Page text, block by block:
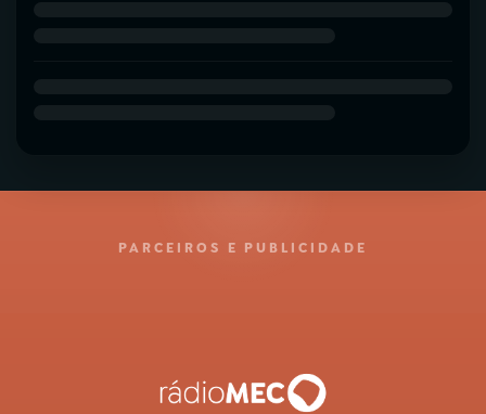
PARCEIROS E PUBLICIDADE